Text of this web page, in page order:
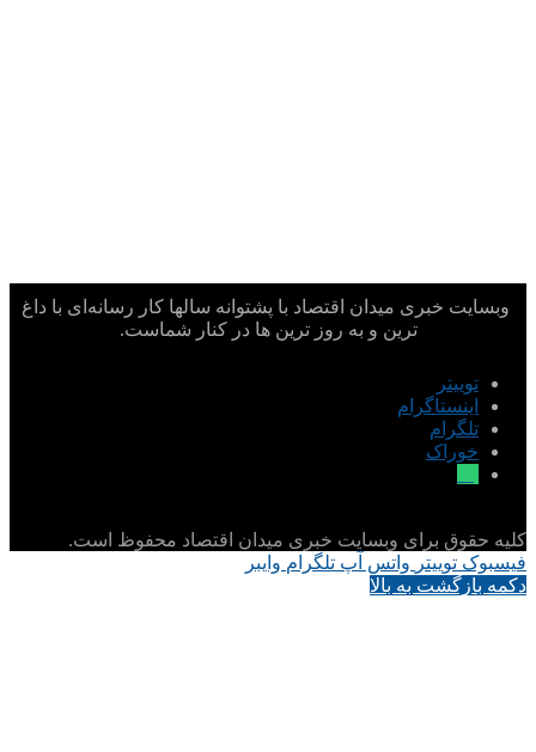
وبسایت خبری میدان اقتصاد با پشتوانه سالها کار رسانه‌ای با داغ
ترین و به روز ترین ها در کنار شماست.
توییتر
اینستاگرام
تلگرام
خوراک
کلیه حقوق برای وبسایت خبری میدان اقتصاد محفوظ است.
فیسبوک توییتر واتس آپ تلگرام وایبر
دکمه بازگشت به بالا